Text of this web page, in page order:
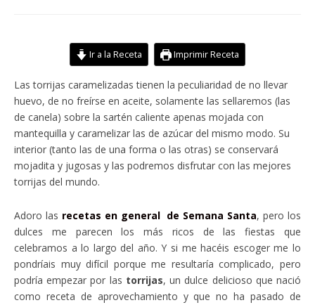
Ir a la Receta Imprimir Receta
Las torrijas caramelizadas tienen la peculiaridad de no llevar
huevo, de no freírse en aceite, solamente las sellaremos (las
de canela) sobre la sartén caliente apenas mojada con
mantequilla y caramelizar las de azúcar del mismo modo. Su
interior (tanto las de una forma o las otras) se conservará
mojadita y jugosas y las podremos disfrutar con las mejores
torrijas del mundo.
Adoro las recetas en general de Semana Santa, pero los
dulces me parecen los más ricos de las fiestas que
celebramos a lo largo del año. Y si me hacéis escoger me lo
pondríais muy difícil porque me resultaría complicado, pero
podría empezar por las torrijas, un dulce delicioso que nació
como receta de aprovechamiento y que no ha pasado de